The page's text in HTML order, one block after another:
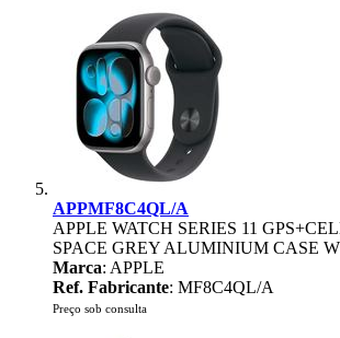
APPMF8C4QL/A
APPLE WATCH SERIES 11
SPACE GREY ALUMINIUM CASE
Marca: APPLE
Ref. Fabricante: MF8C4QL/A
Preço sob consulta